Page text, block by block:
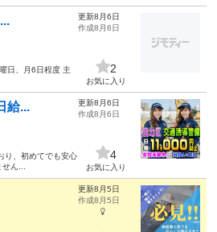
日、月6日程度 主
更新8月6日
作成8月6日
2
お気に入り
給...
り、初めてでも安心
ん...
更新8月6日
作成8月6日
4
お気に入り
更新8月5日
作成8月5日